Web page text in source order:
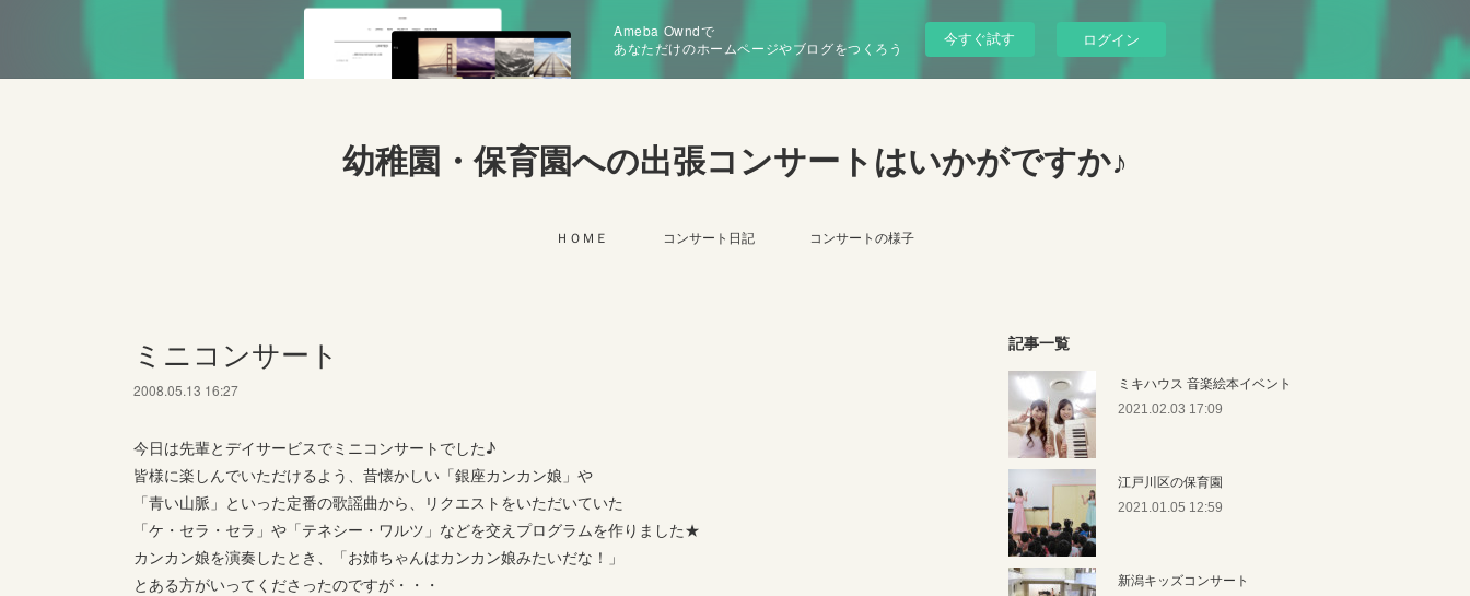
Ameba Owndで
あなただけのホームページやブログをつくろう
今すぐ試す ログイン
幼稚園・保育園への出張コンサートはいかがですか♪
ＨＯＭＥ コンサート日記 コンサートの様子
ミニコンサート
2008.05.13 16:27
今日は先輩とデイサービスでミニコンサートでした♪
皆様に楽しんでいただけるよう、昔懐かしい「銀座カンカン娘」や
「青い山脈」といった定番の歌謡曲から、リクエストをいただいていた
「ケ・セラ・セラ」や「テネシー・ワルツ」などを交えプログラムを作りました★
カンカン娘を演奏したとき、「お姉ちゃんはカンカン娘みたいだな！」
とある方がいってくださったのですが・・・
記事一覧
ミキハウス 音楽絵本イベント
2021.02.03 17:09
江戸川区の保育園
2021.01.05 12:59
新潟キッズコンサート